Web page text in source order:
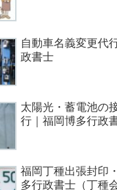
自動車名義変更代
政書士
太陽光・蓄電池の
行｜福岡博多行政
福岡丁種出張封印
多行政書士（丁種会